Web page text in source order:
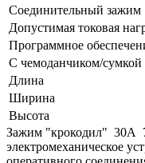
Соединительный зажим
Допустимая токовая
Программное
С чемоданчиком/сумкой
Длина
Ширина
Высота
Зажим "крокодил" 30А
электромеханическое